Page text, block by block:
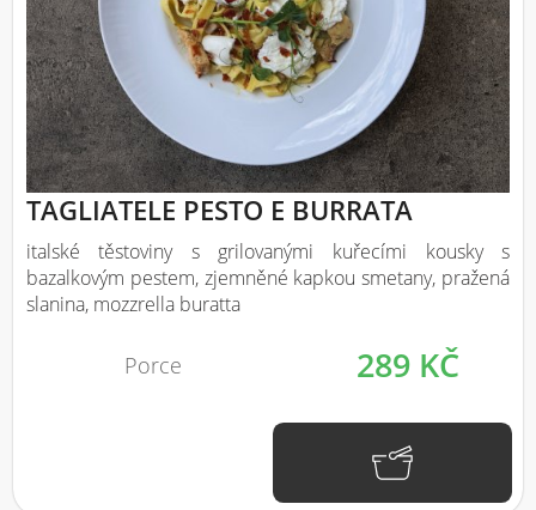
TAGLIATELE PESTO E BURRATA
italské těstoviny s grilovanými kuřecími kousky s
bazalkovým pestem, zjemněné kapkou smetany, pražená
slanina, mozzrella buratta
Porce 289 KČ